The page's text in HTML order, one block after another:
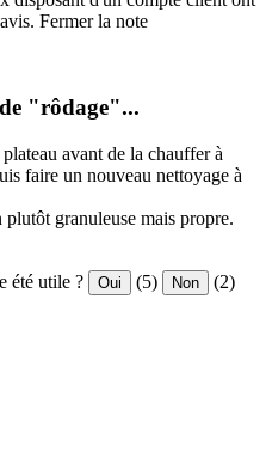
Fermer la note
"rôdage"...
avant de la chauffer à
faire un nouveau nettoyage à
granuleuse mais propre.
été utile ? Oui (5) Non (2)